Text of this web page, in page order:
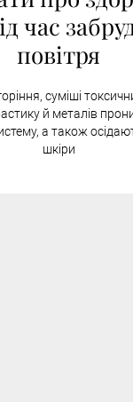
час
повітря
суміші
й металів
а також
шкіри